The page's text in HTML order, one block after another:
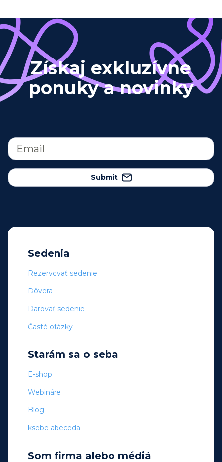
Získaj exkluzívne
ponuky a novinky
Submit
Sedenia
Rezervovať sedenie
Dôvera
Darovať sedenie
Časté otázky
Starám sa o seba
E-shop
Webináre
Blog
ksebe abeceda
Som firma alebo médiá